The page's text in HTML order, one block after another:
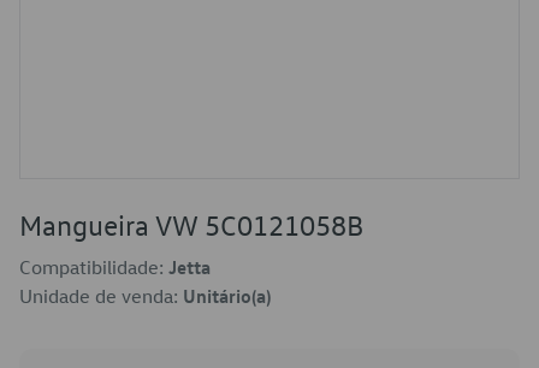
Mangueira VW 5C0121058B
Compatibilidade: Jetta
Unidade de venda: Unitário(a)